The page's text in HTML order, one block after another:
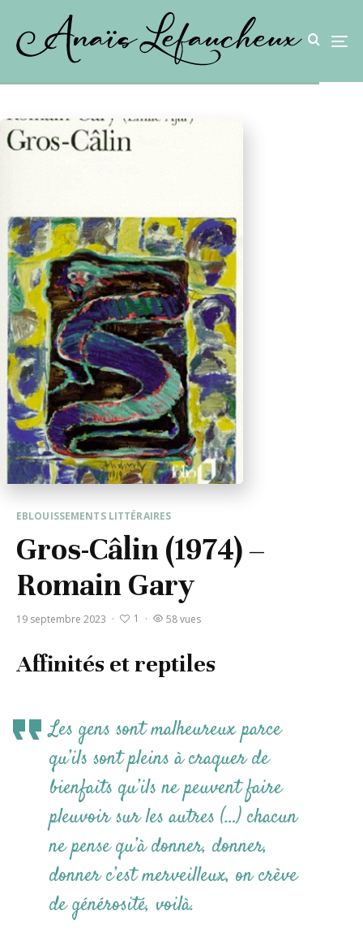
EBLOUISSEMENTS LITTÉRAIRES
Gros-Câlin (1974) –
Romain Gary
19 septembre 2023 · 1 · 58 vues
Affinités et reptiles
Les gens sont malheureux parce
qu’ils sont pleins à craquer de
bienfaits qu’ils ne peuvent faire
pleuvoir sur les autres (…) chacun
ne pense qu’à donner, donner,
donner c’est merveilleux, on crève
de générosité, voilà.